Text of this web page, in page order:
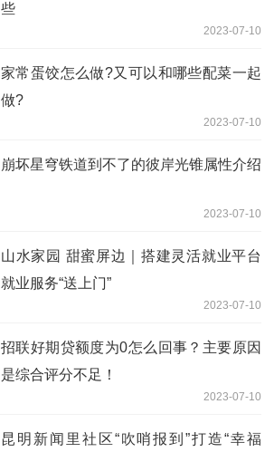
些
2023-07-10
家常蛋饺怎么做?又可以和哪些配菜一起
做?
2023-07-10
崩坏星穹铁道到不了的彼岸光锥属性介绍
2023-07-10
山水家园 甜蜜屏边｜搭建灵活就业平台
就业服务“送上门”
2023-07-10
招联好期贷额度为0怎么回事？主要原因
是综合评分不足！
2023-07-10
昆明新闻里社区“吹哨报到”打造“幸福